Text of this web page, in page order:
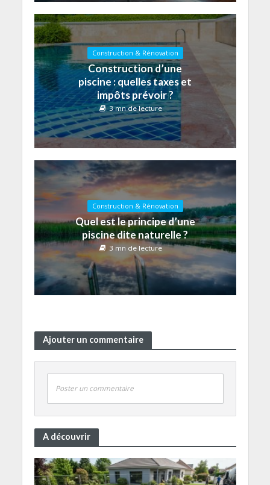
Construction & Rénovation
Construction d’une
piscine : quelles taxes et
impôts prévoir ?
3 mn de lecture
Construction & Rénovation
Quel est le principe d’une
piscine dite naturelle ?
3 mn de lecture
Ajouter un commentaire
Poster un commentaire
A découvrir